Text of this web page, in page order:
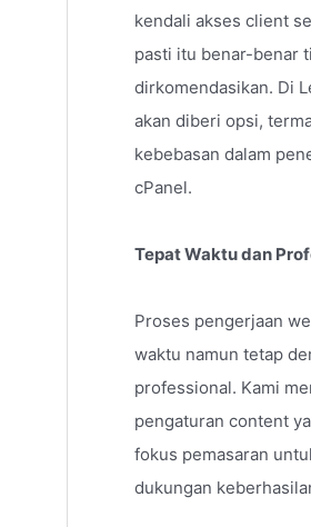
kendali akses client
pasti itu benar-benar
dirkomendasikan. Di
akan diberi opsi,
kebebasan dalam
cPanel.
Tepat Waktu dan
Proses pengerjaan
waktu namun tetap
professional. Kami
pengaturan content
fokus pemasaran
dukungan